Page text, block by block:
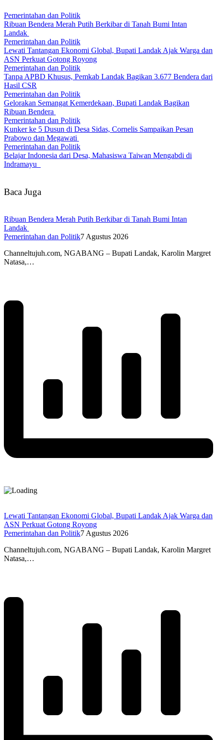
Pemerintahan dan Politik
Ribuan Bendera Merah Putih Berkibar di Tanah Bumi Intan
Landak
Pemerintahan dan Politik
Lewati Tantangan Ekonomi Global, Bupati Landak Ajak Warga dan
ASN Perkuat Gotong Royong
Pemerintahan dan Politik
Tanpa APBD Khusus, Pemkab Landak Bagikan 3.677 Bendera dari
Hasil CSR
Pemerintahan dan Politik
Gelorakan Semangat Kemerdekaan, Bupati Landak Bagikan
Ribuan Bendera
Pemerintahan dan Politik
Kunker ke 5 Dusun di Desa Sidas, Cornelis Sampaikan Pesan
Prabowo dan Megawati
Pemerintahan dan Politik
Belajar Indonesia dari Desa, Mahasiswa Taiwan Mengabdi di
Indramayu
Baca Juga
Ribuan Bendera Merah Putih Berkibar di Tanah Bumi Intan
Landak
Pemerintahan dan Politik7 Agustus 2026
Channeltujuh.com, NGABANG – Bupati Landak, Karolin Margret
Natasa,…
Lewati Tantangan Ekonomi Global, Bupati Landak Ajak Warga dan
ASN Perkuat Gotong Royong
Pemerintahan dan Politik7 Agustus 2026
Channeltujuh.com, NGABANG – Bupati Landak, Karolin Margret
Natasa,…